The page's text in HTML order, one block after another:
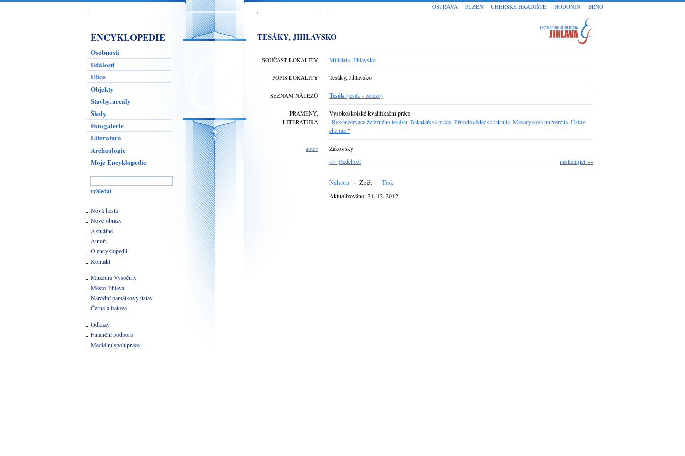
ENCYKLOPEDIE
Osobnosti
Události
Ulice
Objekty
Stavby, areály
Školy
Fotogalerie
Literatura
Archeologie
Moje Encyklopedie
Nová hesla
Nové obrazy
Aktuálně
Autoři
O encyklopedii
Kontakt
Muzeum Vysočiny
Město Jihlava
Národní památkový ústav
Černá a fialová
Odkazy
Finanční podpora
Mediální spolupráce
TESÁKY, JIHLAVSKO
SOUČÁST LOKALITY Militária, Jihlavsko
POPIS LOKALITY Tesáky, Jihlavsko
SEZNAM NÁLEZŮ Tesák(tesák - železo)
PRAMENY,
LITERATURA
Vysokoškolské kvalifikační práce
"Rekonzervace železného tesáku. Bakalářská práce. Přírodovědecká fakulta, Masarykova univerzita. Ústav
chemie."
autor
Žákovský
následující »»
«« předchozí
Nahoru · Zpět · Tisk
Aktualizováno: 31. 12. 2012
BRNO
HODONÍN
UHERSKÉ HRADIŠTĚ
PLZEŇ
OSTRAVA